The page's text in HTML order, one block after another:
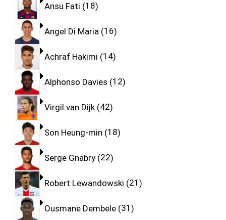
Ansu Fati 18
Angel Di Maria 16
Achraf Hakimi 14
Alphonso Davies 12
Virgil van Dijk 42
Son Heung-min 18
Serge Gnabry 22
Robert Lewandowski 21
Ousmane Dembele 31